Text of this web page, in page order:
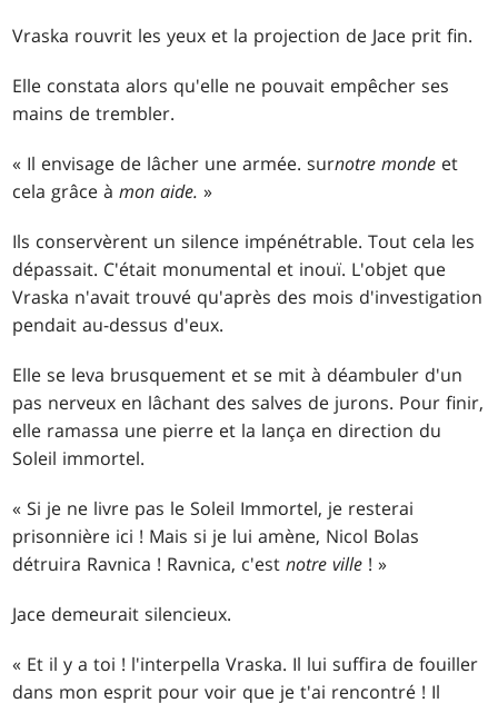
Vraska rouvrit les yeux et la projection de Jace prit fin.
Elle constata alors qu'elle ne pouvait empêcher ses
mains de trembler.
« Il envisage de lâcher une armée. surnotre monde et
cela grâce àmon aide. »
Ils conservèrent un silence impénétrable. Tout cela les
dépassait. C'était monumental et inouï. L'objet que
Vraska n'avait trouvé qu'après des mois d'investigation
pendait au-dessus d'eux.
Elle se leva brusquement et se mit à déambuler d'un
pas nerveux en lâchant des salves de jurons. Pour finir,
elle ramassa une pierre et la lança en direction du
Soleil immortel.
« Si je ne livre pas le Soleil Immortel, je resterai
prisonnière ici ! Mais si je lui amène, Nicol Bolas
détruira Ravnica ! Ravnica, c'estnotre ville ! »
Jace demeurait silencieux.
« Et il y a toi ! l'interpella Vraska. Il lui suffira de fouiller
dans mon esprit pour voir que je t'ai rencontré ! Il